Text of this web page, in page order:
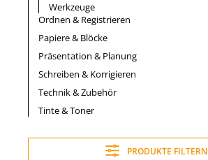
Werkzeuge
Ordnen & Registrieren
Papiere & Blöcke
Präsentation & Planung
Schreiben & Korrigieren
Technik & Zubehör
Tinte & Toner
PRODUKTE FILTERN